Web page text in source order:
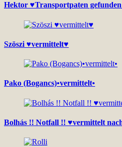
Hektor ♥Transportpaten
Szöszi ♥vermittelt♥
Pako (Bogancs)•vermittelt•
Bolhás !! Notfall !! ♥vermittelt